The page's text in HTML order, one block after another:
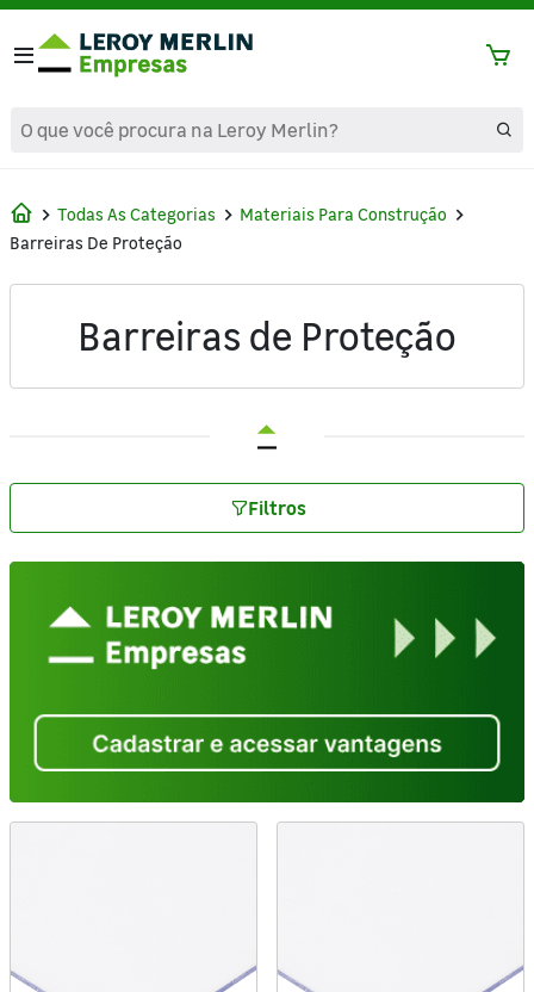
text.skipToContent
text.skipToNavigation
Todas As Categorias
Materiais Para Construção
Barreiras De Proteção
Barreiras de Proteção
Filtros